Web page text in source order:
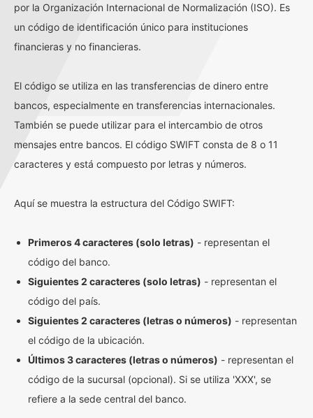
por la Organización Internacional de Normalización (ISO). Es
un código de identificación único para instituciones
financieras y no financieras.
El código se utiliza en las transferencias de dinero entre
bancos, especialmente en transferencias internacionales.
También se puede utilizar para el intercambio de otros
mensajes entre bancos. El código SWIFT consta de 8 o 11
caracteres y está compuesto por letras y números.
Aquí se muestra la estructura del Código SWIFT:
Primeros 4 caracteres (solo letras) - representan el
código del banco.
Siguientes 2 caracteres (solo letras) - representan el
código del país.
Siguientes 2 caracteres (letras o números) - representan
el código de la ubicación.
Últimos 3 caracteres (letras o números) - representan el
código de la sucursal (opcional). Si se utiliza 'XXX', se
refiere a la sede central del banco.